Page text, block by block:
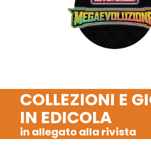
COLLEZIONI E
IN EDICOLA
in allegato alla rivista